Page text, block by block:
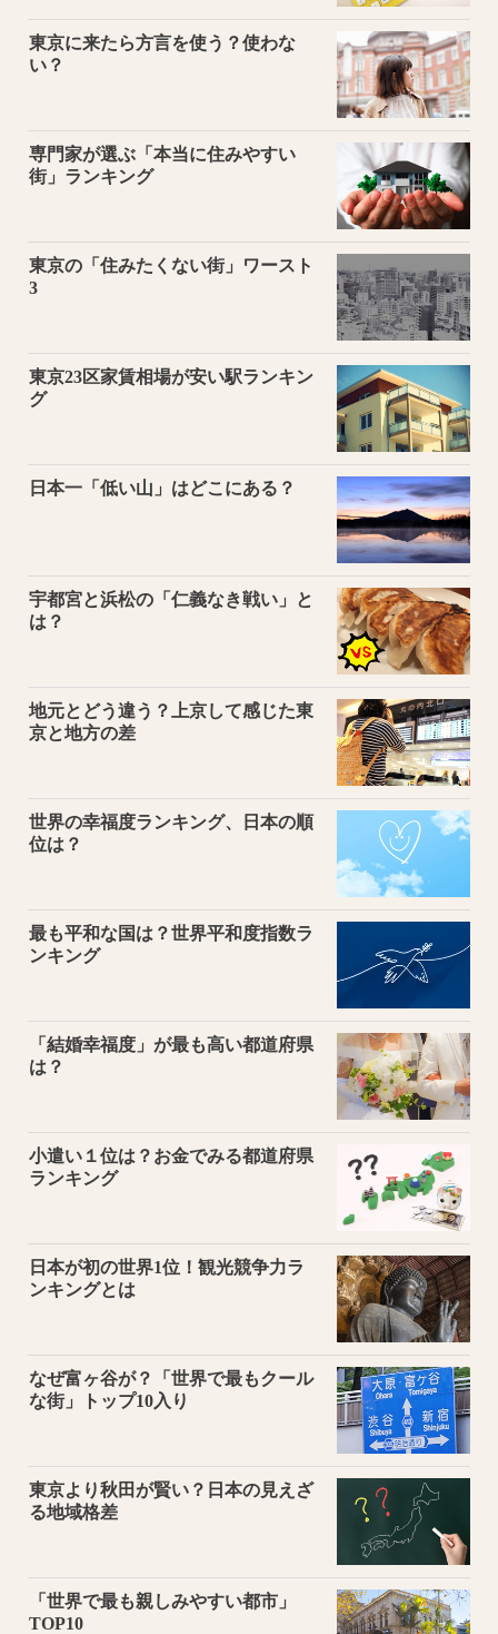
東京に来たら方言を使う？使わな
い？
専門家が選ぶ「本当に住みやすい
街」ランキング
東京の「住みたくない街」ワースト
3
東京23区家賃相場が安い駅ランキン
グ
日本一「低い山」はどこにある？
宇都宮と浜松の「仁義なき戦い」と
は？
地元とどう違う？上京して感じた東
京と地方の差
世界の幸福度ランキング、日本の順
位は？
最も平和な国は？世界平和度指数ラ
ンキング
「結婚幸福度」が最も高い都道府県
は？
小遣い１位は？お金でみる都道府県
ランキング
日本が初の世界1位！観光競争力ラ
ンキングとは
なぜ富ヶ谷が？「世界で最もクール
な街」トップ10入り
東京より秋田が賢い？日本の見えざ
る地域格差
「世界で最も親しみやすい都市」
TOP10